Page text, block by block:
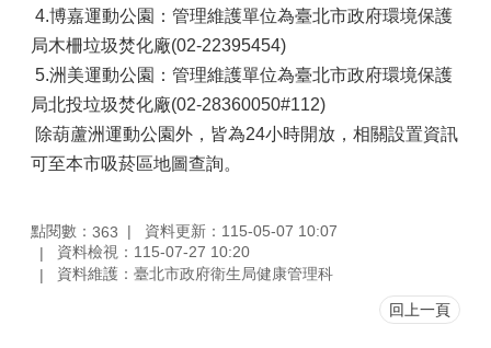
4.博嘉運動公園：管理維護單位為臺北市政府環境保護
局木柵垃圾焚化廠(02-22395454)
5.洲美運動公園：管理維護單位為臺北市政府環境保護
局北投垃圾焚化廠(02-28360050#112)
除葫蘆洲運動公園外，皆為24小時開放，相關設置資訊
可至本市吸菸區地圖查詢。
點閱數： 363
資料更新：115-05-07 10:07
資料檢視：115-07-27 10:20
資料維護：臺北市政府衛生局健康管理科
回上一頁